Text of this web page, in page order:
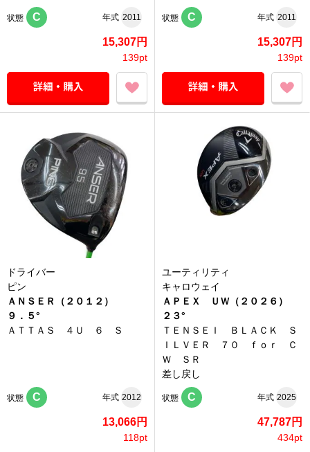
状態 C 年式 2011
15,307円
139pt
状態 C 年式 2011
15,307円
139pt
ドライバー
ピン
ＡＮＳＥＲ（２０１２）
９．５°
ＡＴＴＡＳ ４Ｕ ６ Ｓ
状態 C 年式 2012
13,066円
118pt
ユーティリティ
キャロウェイ
ＡＰＥＸ ＵＷ（２０２６）
２３°
ＴＥＮＳＥＩ ＢＬＡＣＫ Ｓ
ＩＬＶＥＲ ７０ ｆｏｒ Ｃ
Ｗ ＳＲ
差し戻し
状態 C 年式 2025
47,787円
434pt